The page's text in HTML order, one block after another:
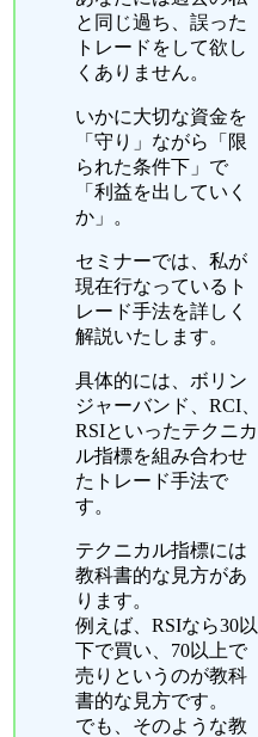
と同じ過ち、誤った
トレードをして欲し
くありません。
いかに大切な資金を
「守り」ながら「限
られた条件下」で
「利益を出していく
か」。
セミナーでは、私が
現在行なっているト
レード手法を詳しく
解説いたします。
具体的には、ボリン
ジャーバンド、RCI、
RSIといったテクニカ
ル指標を組み合わせ
たトレード手法で
す。
テクニカル指標には
教科書的な見方があ
ります。
例えば、RSIなら30以
下で買い、70以上で
売りというのが教科
書的な見方です。
でも、そのような教